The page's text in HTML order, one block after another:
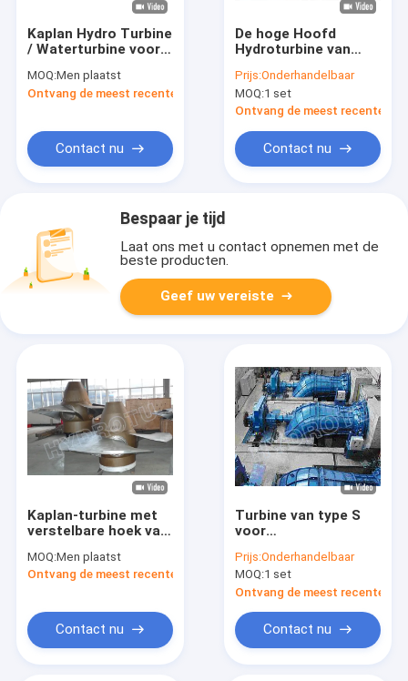
Kaplan Hydro Turbine
/ Waterturbine voor
capaciteit 100KW-
1000KW
MOQ:Men plaatst
Ontvang de meest recente Prijs
Contact nu
De hoge Hoofd
Hydroturbine van
Prijs:Onderhandelbaar
MOQ:1 set
Ontvang de meest recente
Contact nu
Bespaar je tijd
Laat ons met u contact opnemen met de
beste producten.
Geef uw vereiste
Kaplan-turbine met
verstelbare hoek van
ZG20SiMn-
geleidingsvlies
MOQ:Men plaatst
Ontvang de meest recente Prijs
Contact nu
Turbine van type S
voor
met hoge kop voor
grote
ontladingscentrales
Prijs:Onderhandelbaar
MOQ:1 set
Ontvang de meest recente
Contact nu